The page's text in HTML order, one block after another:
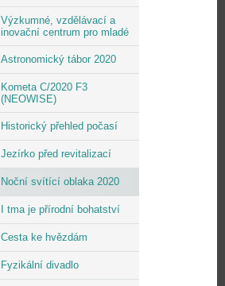
Výzkumné, vzdělávací a
inovační centrum pro mladé
Astronomický tábor 2020
Kometa C/2020 F3
(NEOWISE)
Historický přehled počasí
Jezírko před revitalizací
Noční svítící oblaka 2020
I tma je přírodní bohatství
Cesta ke hvězdám
Fyzikální divadlo